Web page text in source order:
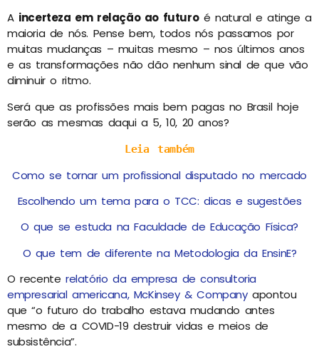
A incerteza em relação ao futuroé natural e atinge a
maioria de nós. Pense bem, todos nós passamos por
muitas mudanças – muitas mesmo – nos últimos anos
e as transformações não dão nenhum sinal de que vão
diminuir o ritmo.
Será que as profissões mais bem pagas no Brasil hoje
serão as mesmas daqui a 5, 10, 20 anos?
Leia também
Como se tornar um profissional disputado no mercado
Escolhendo um tema para o TCC: dicas e sugestões
O que se estuda na Faculdade de Educação Física?
O que tem de diferente na Metodologia da EnsinE?
O recente relatório da empresa de consultoria
empresarial americana, McKinsey & Companyapontou
que “o futuro do trabalho estava mudando antes
mesmo de a COVID-19 destruir vidas e meios de
subsistência”.